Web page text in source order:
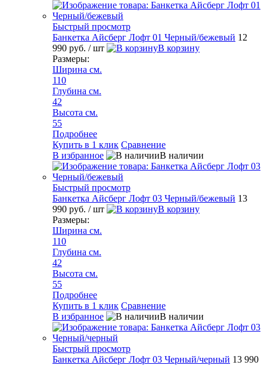
Быстрый просмотр
Банкетка Айсберг Лофт 01 Черный/бежевый 12
990 руб. / шт
В корзину
Размеры:
Ширина см.
110
Глубина см.
42
Высота см.
55
Подробнее
Купить в 1 клик Сравнение
В избранное
В наличии
Быстрый просмотр
Банкетка Айсберг Лофт 03 Черный/бежевый 13
990 руб. / шт
В корзину
Размеры:
Ширина см.
110
Глубина см.
42
Высота см.
55
Подробнее
Купить в 1 клик Сравнение
В избранное
В наличии
Быстрый просмотр
Банкетка Айсберг Лофт 03 Черный/черный 13 990